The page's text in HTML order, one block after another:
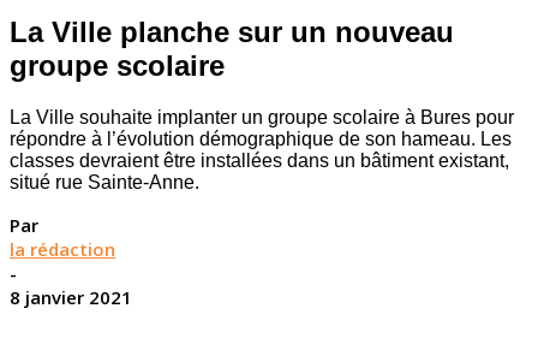
La Ville planche sur un nouveau
groupe scolaire
La Ville souhaite implanter un groupe scolaire à Bures pour
répondre à l’évolution démographique de son hameau. Les
classes devraient être installées dans un bâtiment existant,
situé rue Sainte-Anne.
Par
la rédaction
-
8 janvier 2021